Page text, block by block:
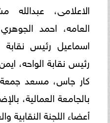
الاعلامى، عبدالله
العامه، احمد
اسماعيل رئيس
رئيس نقابة الواحه،
كار جاس، مسعد
بالجامعة العمالية،
أعضاء اللجنة النقابية